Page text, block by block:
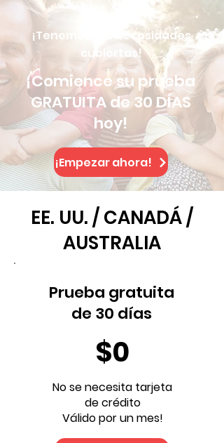
¡Tenemos tus necesidades
cubiertas!
¡Comience su prueba
GRATUITA de 30 DÍAS
hoy!
¡Empezar ahora!
EE. UU. / CANADÁ /
AUSTRALIA
Prueba gratuita
de 30 días
$0
No se necesita tarjeta
de crédito
Válido por un mes!